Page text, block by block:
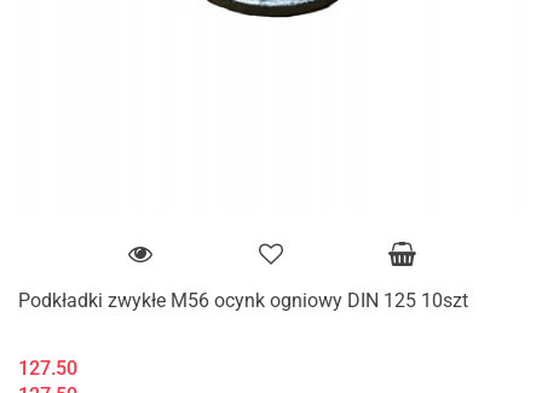
Podkładki zwykłe M56 ocynk ogniowy DIN 125 10szt
127.50